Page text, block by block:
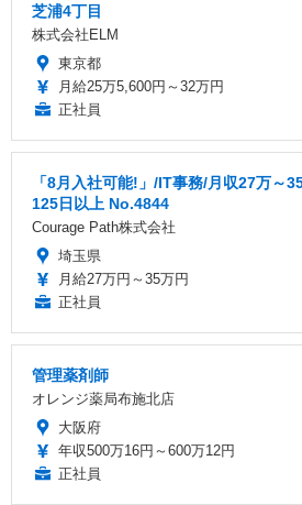
芝浦4丁目
株式会社ELM
東京都
月給25万5,600円～32万円
正社員
「8月入社可能!」/IT事務/月収27万～
125日以上 No.4844
Courage Path株式会社
埼玉県
月給27万円～35万円
正社員
管理薬剤師
オレンジ薬局布施北店
大阪府
年収500万16円～600万12円
正社員